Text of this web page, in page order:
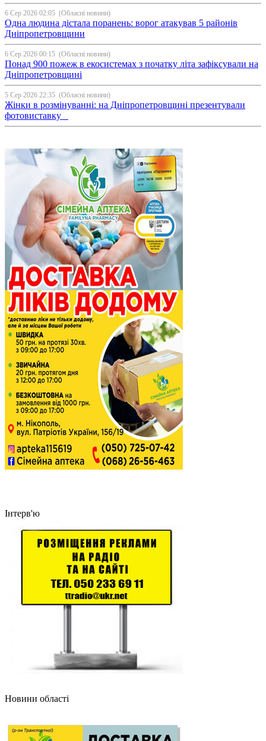
6 Сер 2026 02:05 (Обласні новини)
Одна людина дістала поранень: ворог атакував 5 районів
Дніпропетровщини
6 Сер 2026 00:15 (Обласні новини)
Понад 900 пожеж в екосистемах з початку літа зафіксували на
Дніпропетровщині
5 Сер 2026 22:35 (Обласні новини)
Жінки в розмінуванні: на Дніпропетровщині презентували
фотовиставку
Інтерв'ю
Новини області